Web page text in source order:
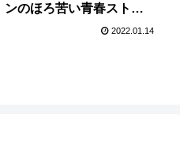
ンのほろ苦い青春ストー
リーを綴った映画『さよ
2022.01.14